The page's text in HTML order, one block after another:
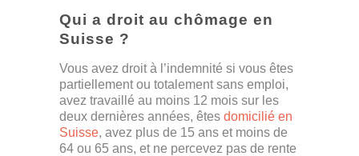
Qui a droit au chômage en
Suisse ?
Vous avez droit à l’indemnité si vous êtes
partiellement ou totalement sans emploi,
avez travaillé au moins 12 mois sur les
deux dernières années, êtes domicilié en
Suisse, avez plus de 15 ans et moins de
64 ou 65 ans, et ne percevez pas de rente